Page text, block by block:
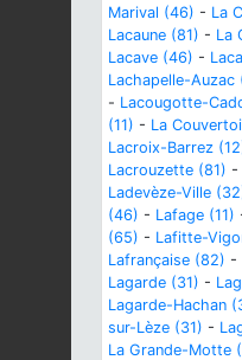
Marival (46) - La
Lacaune (81) - La
Lacave (46) -
Lachapelle-Auzac
- Lacougotte-
(11) - La
Lacroix-Barrez
Lacrouzette (81) -
Ladevèze-Ville
(46) - Lafage (11)
(65) - Lafitte-
Lafrançaise (82) -
Lagarde (31) -
Lagarde-Hachan
sur-Lèze (31) -
La Grande-Motte